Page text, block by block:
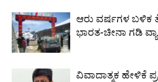
ಆರು ವರ್ಷಗಳ ಬಳಿಕ
ಭಾರತ-ಚೀನಾ ಗಡಿ
ವಿವಾದಾತ್ಮಕ ಹೇಳಿಕೆ